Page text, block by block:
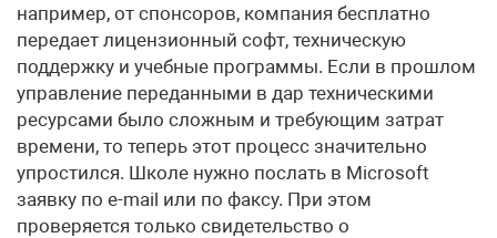
например, от спонсоров, компания бесплатно
передает лицензионный софт, техническую
поддержку и учебные программы. Если в прошлом
управление переданными в дар техническими
ресурсами было сложным и требующим затрат
времени, то теперь этот процесс значительно
упростился. Школе нужно послать в Microsoft
заявку по e-mail или по факсу. При этом
проверяется только свидетельство о